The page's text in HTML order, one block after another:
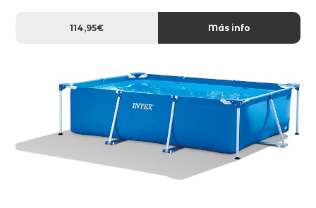
114,95€ Más info